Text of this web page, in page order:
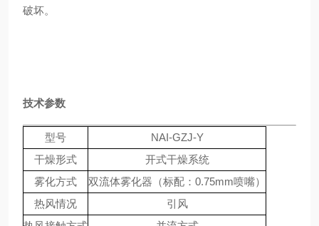
破坏。
技术参数
型号
NAI-GZJ-Y
干燥形式
开式干燥系统
雾化方式
双流体雾化器（标配：0.75mm喷嘴）
热风情况
引风